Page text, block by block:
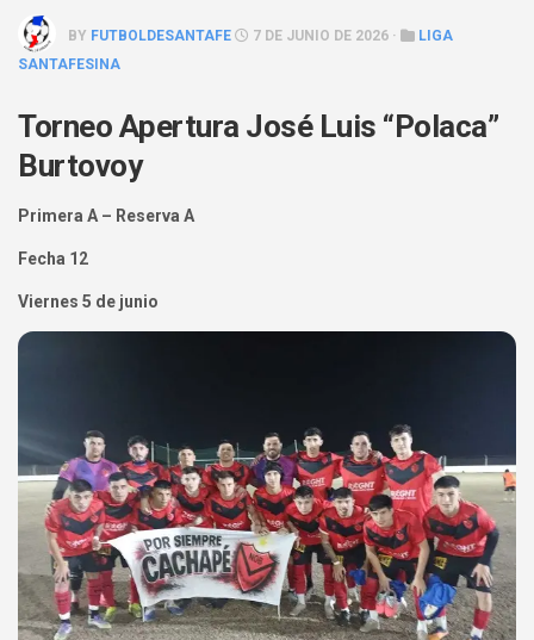
BY FUTBOLDESANTAFE 7 DE JUNIO DE 2026 ·
LIGA
SANTAFESINA
Torneo Apertura José Luis “Polaca”
Burtovoy
Primera A – Reserva A
Fecha 12
Viernes 5 de junio